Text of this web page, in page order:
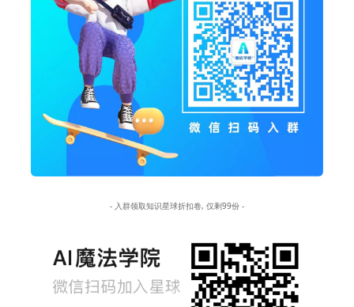
- 入群领取知识星球折扣卷, 仅剩99份 -